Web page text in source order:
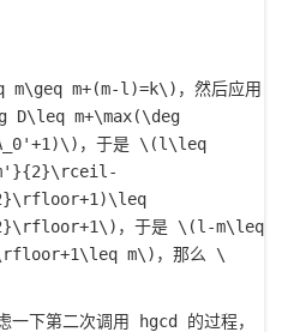
m+(m-l)=k\) ，然后应用
D\leq m+\max(\deg
，于是 \(l\leq
，于是 \(l-m\leq
m\) ，那么 \
一下第二次调用 hgcd 的过程，